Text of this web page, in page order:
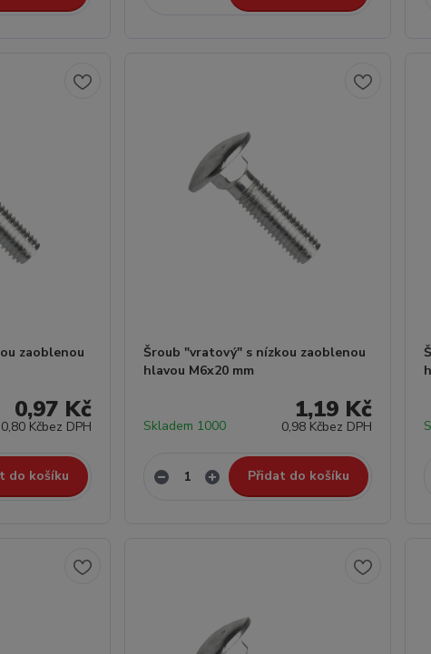
zaoblenou
0,97 Kč
0,80 Kčbez DPH
do košíku
Šroub "vratový" s nízkou zaoblenou
hlavou M6x20 mm
1,19 Kč
0,98 Kčbez DPH
Skladem 1000
Přidat do košíku